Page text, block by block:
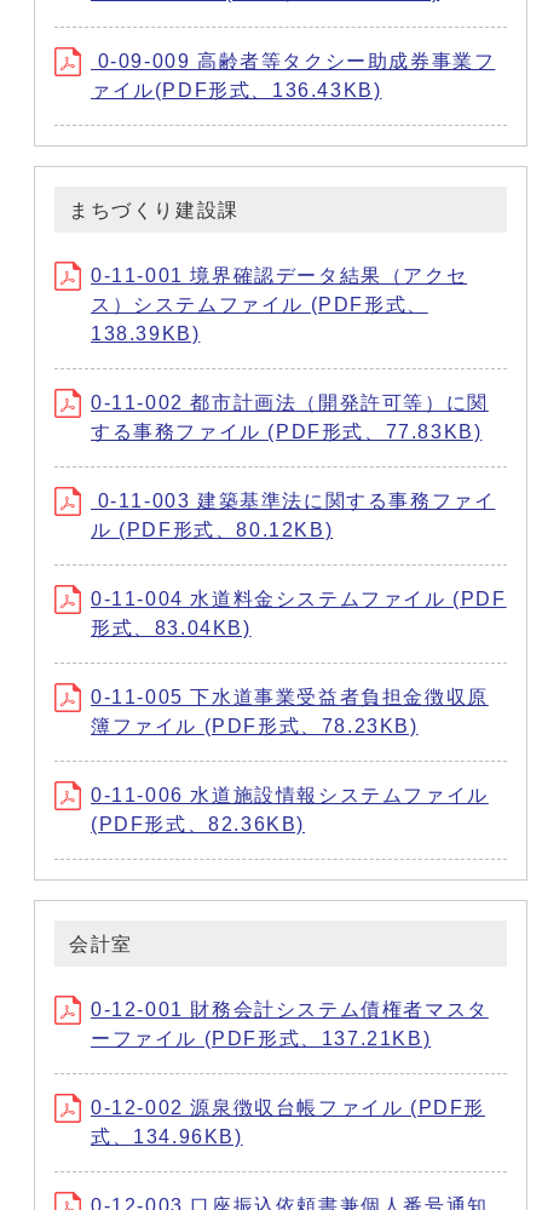
0-09-009 高齢者等タクシー助成券事業フ
ァイル(PDF形式、136.43KB)
まちづくり建設課
0-11-001 境界確認データ結果（アクセ
ス）システムファイル (PDF形式、
138.39KB)
0-11-002 都市計画法（開発許可等）に関
する事務ファイル (PDF形式、77.83KB)
0-11-003 建築基準法に関する事務ファイ
ル (PDF形式、80.12KB)
0-11-004 水道料金システムファイル (PDF
形式、83.04KB)
0-11-005 下水道事業受益者負担金徴収原
簿ファイル (PDF形式、78.23KB)
0-11-006 水道施設情報システムファイル
(PDF形式、82.36KB)
会計室
0-12-001 財務会計システム債権者マスタ
ーファイル (PDF形式、137.21KB)
0-12-002 源泉徴収台帳ファイル (PDF形
式、134.96KB)